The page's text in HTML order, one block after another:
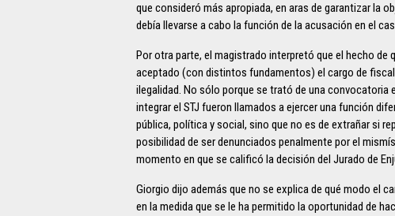
que consideró más apropiada, en aras de garantizar la
debía llevarse a cabo la función de la acusación en el
Por otra parte, el magistrado interpretó que el hecho
aceptado (con distintos fundamentos) el cargo de
ilegalidad. No sólo porque se trató de una
integrar el STJ fueron llamados a ejercer una función
pública, política y social, sino que no es de extrañar si
posibilidad de ser denunciados penalmente por el
momento en que se calificó la decisión del Jurado de
Giorgio dijo además que no se explica de qué modo el
en la medida que se le ha permitido la oportunidad de